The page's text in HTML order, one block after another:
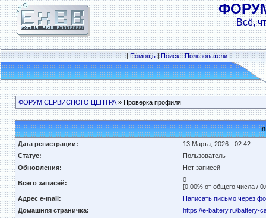
Всё,
|Помощь|Поиск|Пользователи|
ФОРУМ СЕРВИСНОГО ЦЕНТРА» Проверка профиля
Дата регистрации:
13 Марта, 2026 - 02:42
Статус:
Пользователь
Обновления:
Нет записей
Всего записей:
0
[0.00% от общего числа /
Адрес e-mail:
Написать письмо через
Домашняя страничка:
https://e-battery.ru/battery-